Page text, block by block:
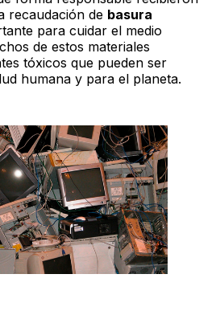
recaudación de basura
para cuidar el medio
de estos materiales
tóxicos que pueden ser
humana y para el planeta.